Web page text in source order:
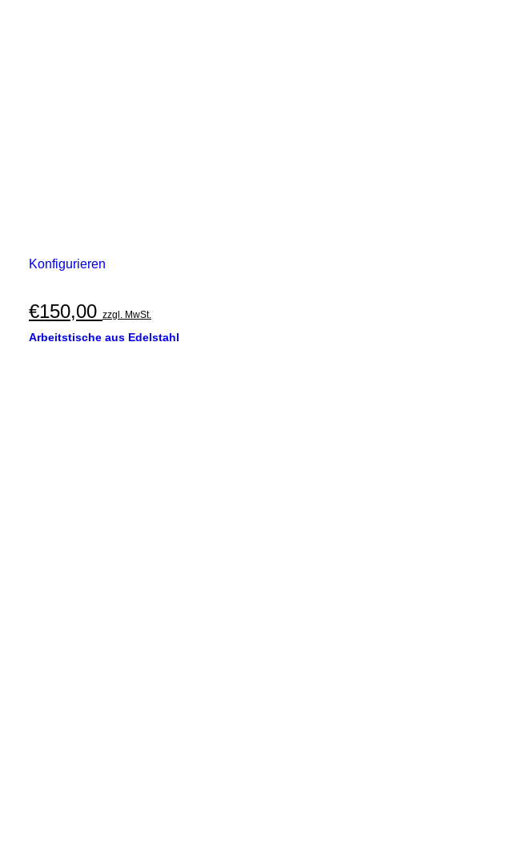
Konfigurieren
€150,00 zzgl. MwSt.
Arbeitstische aus Edelstahl